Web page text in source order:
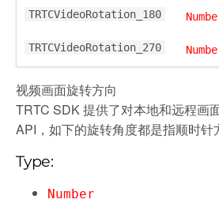
TRTCVideoRotation_180
TRTCVideoRotation_270
视频画面旋转方向
TRTC SDK 提供了对本地和远程画
API，如下的旋转角度都是指顺时针
Type:
Number